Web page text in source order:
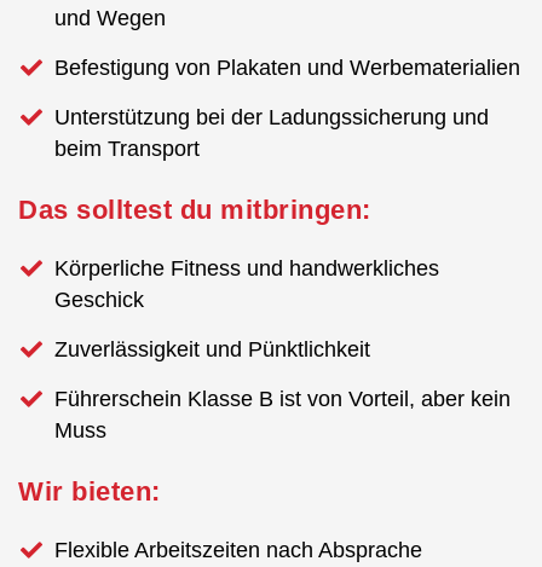
und Wegen
Befestigung von Plakaten und Werbematerialien
Unterstützung bei der Ladungssicherung und
beim Transport
Das solltest du mitbringen:
Körperliche Fitness und handwerkliches
Geschick
Zuverlässigkeit und Pünktlichkeit
Führerschein Klasse B ist von Vorteil, aber kein
Muss
Wir bieten:
Flexible Arbeitszeiten nach Absprache